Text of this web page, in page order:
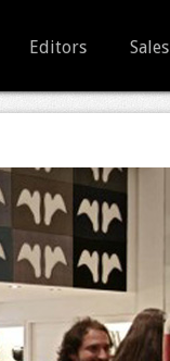
Editors Sales